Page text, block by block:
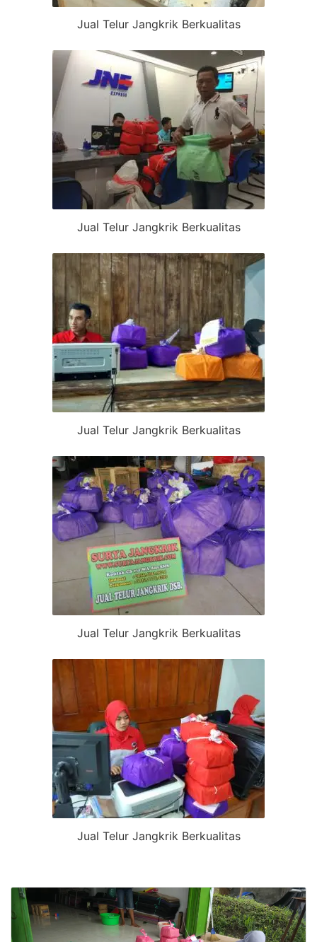
Jual Telur Jangkrik Berkualitas
Jual Telur Jangkrik Berkualitas
Jual Telur Jangkrik Berkualitas
Jual Telur Jangkrik Berkualitas
Jual Telur Jangkrik Berkualitas